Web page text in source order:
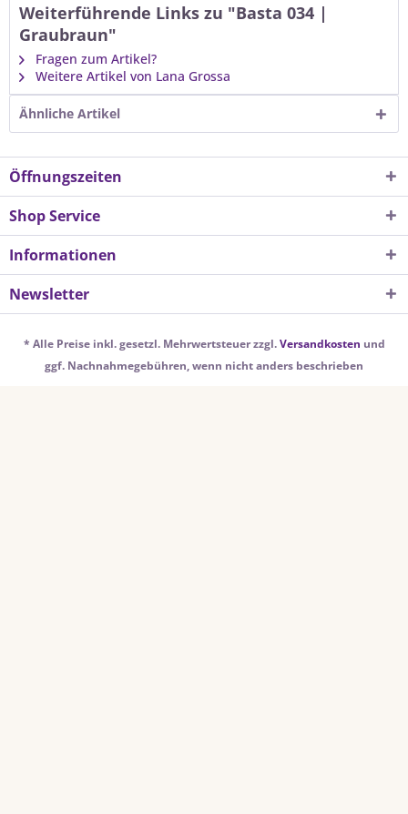
Weiterführende Links zu "Basta 034 |
Graubraun"
Fragen zum Artikel?
Weitere Artikel von Lana Grossa
Ähnliche Artikel
Öffnungszeiten
Shop Service
Informationen
Newsletter
* Alle Preise inkl. gesetzl. Mehrwertsteuer zzgl.Versandkosten und
ggf. Nachnahmegebühren, wenn nicht anders beschrieben